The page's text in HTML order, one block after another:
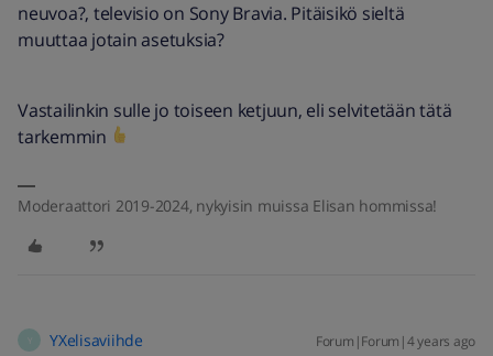
neuvoa?, televisio on Sony Bravia. Pitäisikö sieltä
muuttaa jotain asetuksia?
Vastailinkin sulle jo toiseen ketjuun, eli selvitetään tätä
tarkemmin
Moderaattori 2019-2024, nykyisin muissa Elisan hommissa!
YXelisaviihde Forum|Forum|4 years ago